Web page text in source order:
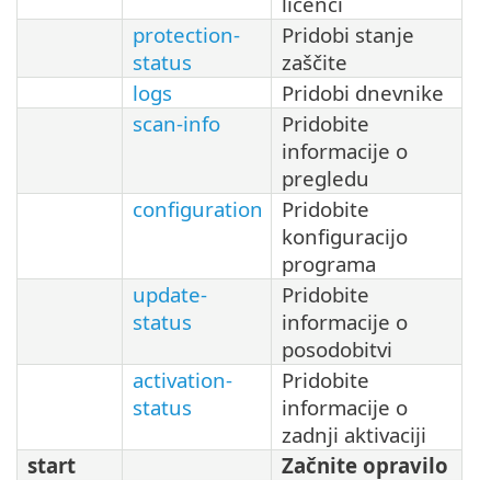
protection-
status
Pridobi stanje
zaščite
logs
Pridobi dnevnike
scan-info
Pridobite
informacije o
pregledu
configuration
Pridobite
konfiguracijo
programa
update-
status
Pridobite
informacije o
posodobitvi
activation-
status
Pridobite
informacije o
zadnji aktivaciji
start
Začnite opravilo